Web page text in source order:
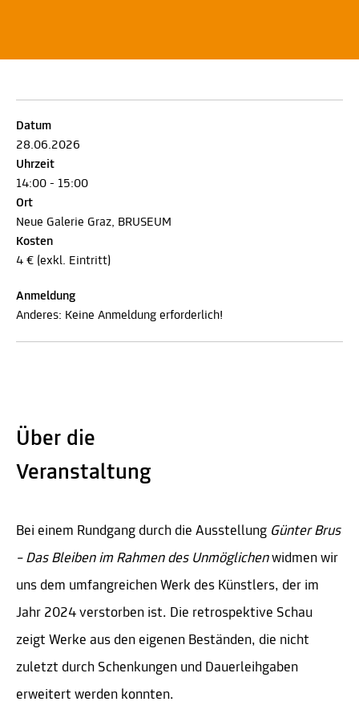
Datum
28.06.2026
Uhrzeit
14:00 - 15:00
Ort
Neue Galerie Graz, BRUSEUM
Kosten
4 € (exkl. Eintritt)
Anmeldung
Anderes: Keine Anmeldung erforderlich!
Über die
Veranstaltung
Bei einem Rundgang durch die Ausstellung Günter Brus
– Das Bleiben im Rahmen des Unmöglichenwidmen wir
uns dem umfangreichen Werk des Künstlers, der im
Jahr 2024 verstorben ist. Die retrospektive Schau
zeigt Werke aus den eigenen Beständen, die nicht
zuletzt durch Schenkungen und Dauerleihgaben
erweitert werden konnten.